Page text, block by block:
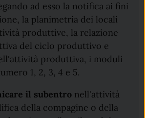
ad esso la notifica ai fini
la planimetria dei locali
produttive, la relazione
del ciclo produttivo e
produttiva, i moduli
1, 2, 3, 4 e 5.
il subentro nell'attività
della compagine o della